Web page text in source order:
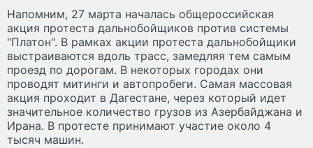
Напомним, 27 марта началась общероссийская
акция протеста дальнобойщиков против системы
"Платон". В рамках акции протеста дальнобойщики
выстраиваются вдоль трасс, замедляя тем самым
проезд по дорогам. В некоторых городах они
проводят митинги и автопробеги. Самая массовая
акция проходит в Дагестане, через который идет
значительное количество грузов из Азербайджана и
Ирана. В протесте принимают участие около 4
тысяч машин.